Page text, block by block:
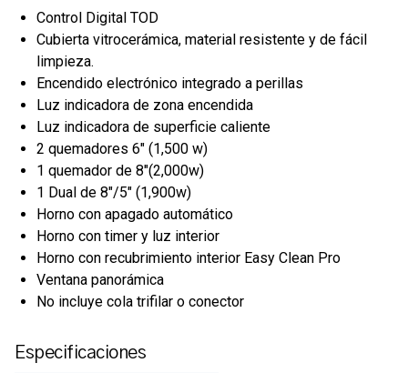
Control Digital TOD
Cubierta vitrocerámica, material resistente y de fácil
limpieza.
Encendido electrónico integrado a perillas
Luz indicadora de zona encendida
Luz indicadora de superficie caliente
2 quemadores 6" (1,500 w)
1 quemador de 8"(2,000w)
1 Dual de 8"/5" (1,900w)
Horno con apagado automático
Horno con timer y luz interior
Horno con recubrimiento interior Easy Clean Pro
Ventana panorámica
No incluye cola trifilar o conector
Especificaciones